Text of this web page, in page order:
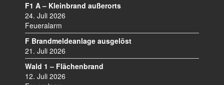
F1 A – Kleinbrand außerorts
24. Juli 2026
Feueralarm
F Brandmeldeanlage ausgelöst
21. Juli 2026
Wald 1 – Flächenbrand
12. Juli 2026